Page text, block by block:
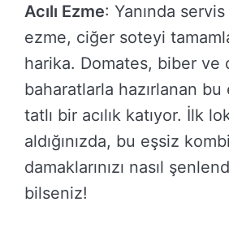
Acılı Ezme: Yanında servis
ezme, ciğer soteyi
harika. Domates, biber ve
baharatlarla hazırlanan
tatlı bir acılık katıyor. İlk
aldığınızda, bu eşsiz
damaklarınızı nasıl
bilseniz!